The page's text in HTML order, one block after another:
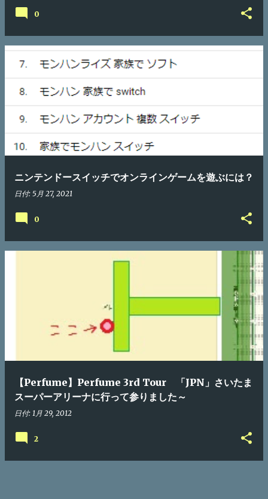
0
ニンテンドースイッチでオンラインゲームを遊ぶには？
日付: 5月 27, 2021
0
【Perfume】Perfume 3rd Tour 「JPN」さいたま
スーパーアリーナに行って参りました～
日付: 1月 29, 2012
2